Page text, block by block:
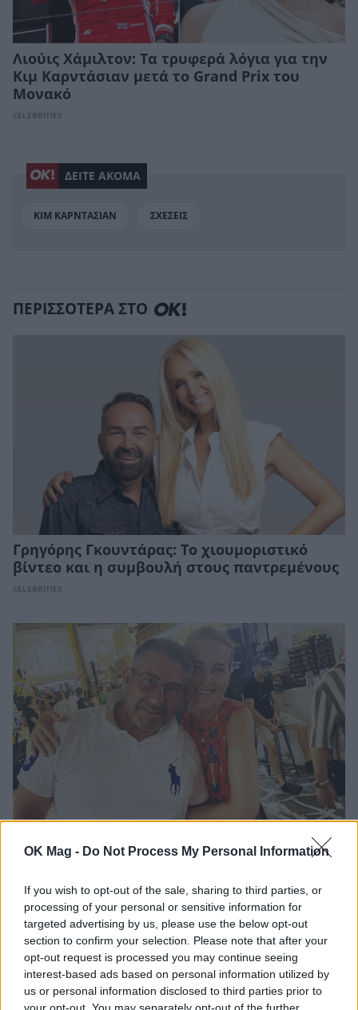
OK Mag - Do Not Process My Personal Information
If you wish to opt-out of the sale, sharing to third parties, or
processing of your personal or sensitive information for
targeted advertising by us, please use the below opt-out
section to confirm your selection. Please note that after your
opt-out request is processed you may continue seeing
interest-based ads based on personal information utilized by
us or personal information disclosed to third parties prior to
Λιούις Χάμιλτον: Τα τρυφερά λόγια για την
Κιμ Καρντάσιαν μετά το Grand Prix του
Μονακό
CELEBRITIES
ΔΕΙΤΕ ΑΚΟΜΑ
ΚΙΜ ΚΑΡΝΤΑΣΙΑΝ ΣΧΕΣΕΙΣ
ΠΕΡΙΣΣΟΤΕΡΑ ΣΤΟ
Γρηγόρης Γκουντάρας: Το χιουμοριστικό
βίντεο και η συμβουλή στους παντρεμένους
CELEBRITIES
εξομολόγηση στον Άκη Παυλόπουλο για τη
βρίσκονται κοντά του»
CELEBRITIES